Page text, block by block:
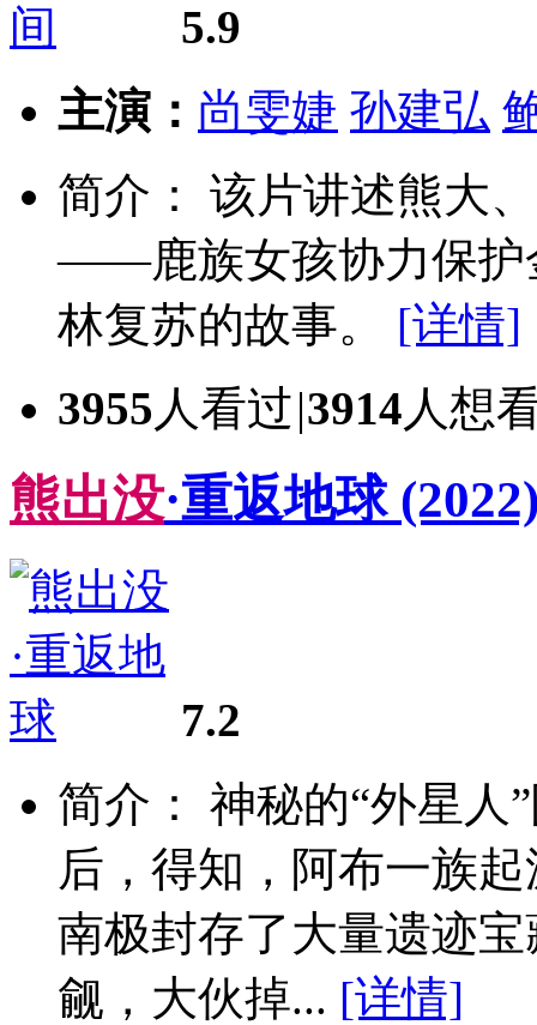
5.9
主演： 尚雯婕 孙建弘
简介： 该片讲述熊大
——鹿族女孩协力保护
林复苏的故事。 [详情]
3955 人看过|3914人想
熊出没·重返地球
7.2
简介： 神秘的“外星人
后，得知，阿布一族
南极封存了大量遗迹
觎，大伙掉... [详情]